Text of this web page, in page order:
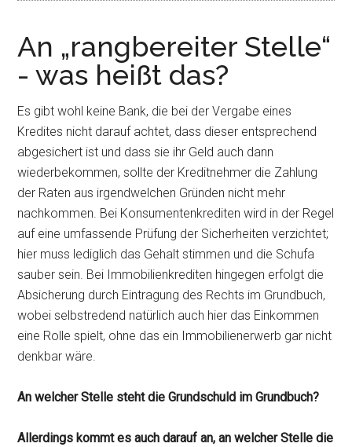
An „rangbereiter Stelle“
- was heißt das?
Es gibt wohl keine Bank, die bei der Vergabe eines
Kredites nicht darauf achtet, dass dieser entsprechend
abgesichert ist und dass sie ihr Geld auch dann
wiederbekommen, sollte der Kreditnehmer die Zahlung
der Raten aus irgendwelchen Gründen nicht mehr
nachkommen. Bei Konsumentenkrediten wird in der Regel
auf eine umfassende Prüfung der Sicherheiten verzichtet;
hier muss lediglich das Gehalt stimmen und die Schufa
sauber sein. Bei Immobilienkrediten hingegen erfolgt die
Absicherung durch Eintragung des Rechts im Grundbuch,
wobei selbstredend natürlich auch hier das Einkommen
eine Rolle spielt, ohne das ein Immobilienerwerb gar nicht
denkbar wäre.
An welcher Stelle steht die Grundschuld im Grundbuch?
Allerdings kommt es auch darauf an, an welcher Stelle die